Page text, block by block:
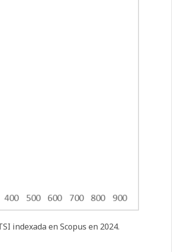
indexada en Scopus en 2024.